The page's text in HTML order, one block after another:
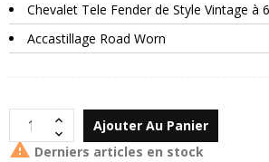
Chevalet Tele Fender de Style Vintage à
Accastillage Road Worn
Ajouter Au Panier
 Derniers articles en stock